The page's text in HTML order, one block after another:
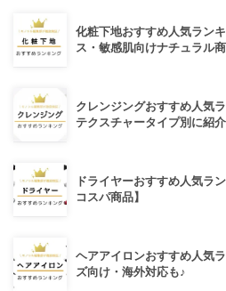
化粧下地おすすめ人気ラン
ス・敏感肌向けナチュラル
クレンジングおすすめ人気
テクスチャータイプ別に紹介
ドライヤーおすすめ人気ラ
コスパ商品】
ヘアアイロンおすすめ人気
ズ向け・海外対応も♪